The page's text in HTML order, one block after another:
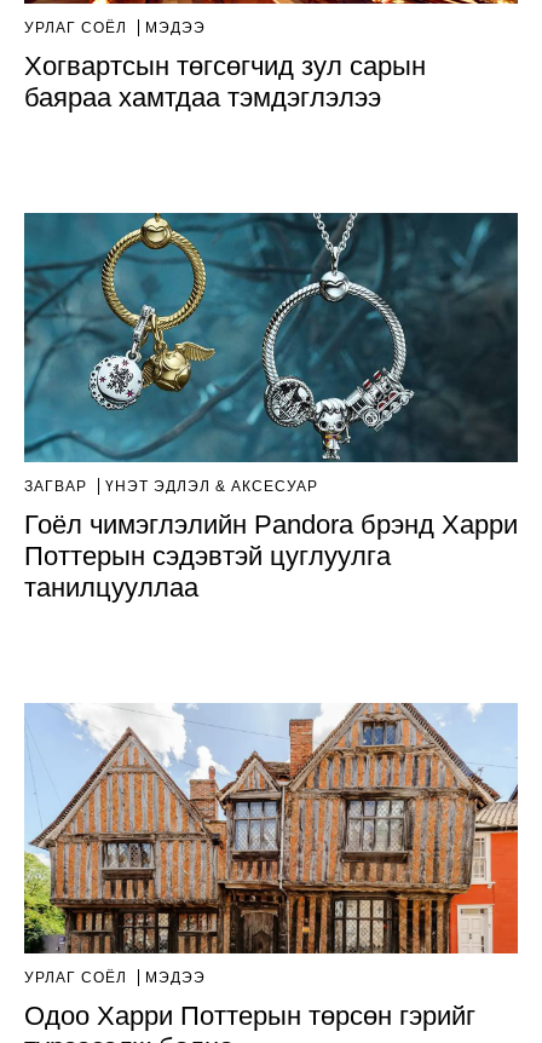
УРЛАГ СОЁЛ МЭДЭЭ
Хогвартсын төгсөгчид зул сарын
баяраа хамтдаа тэмдэглэлээ
ЗАГВАР ҮНЭТ ЭДЛЭЛ & АКСЕСУАР
Гоёл чимэглэлийн Pandora брэнд Харри
Поттерын сэдэвтэй цуглуулга
танилцууллаа
УРЛАГ СОЁЛ МЭДЭЭ
Одоо Харри Поттерын төрсөн гэрийг